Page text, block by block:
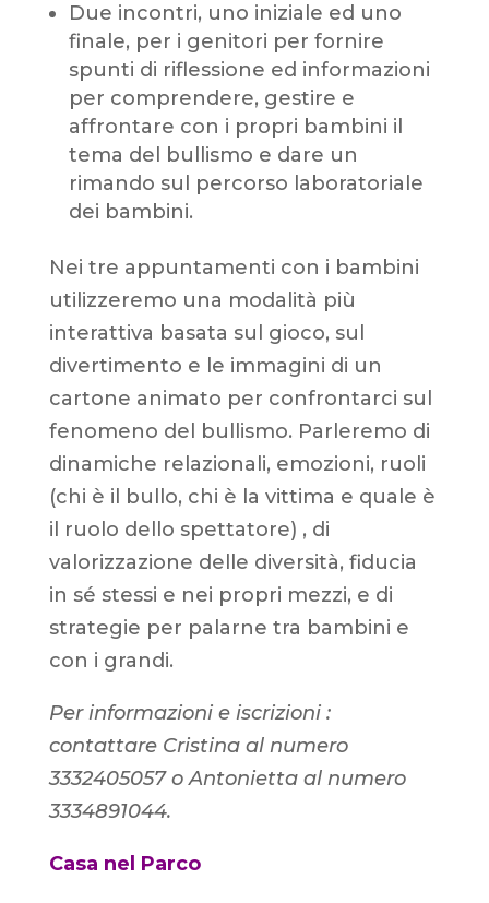
Due incontri, uno iniziale ed uno
finale, per i genitori per fornire
spunti di riflessione ed informazioni
per comprendere, gestire e
affrontare con i propri bambini il
tema del bullismo e dare un
rimando sul percorso laboratoriale
dei bambini.
Nei tre appuntamenti con i bambini
utilizzeremo una modalità più
interattiva basata sul gioco, sul
divertimento e le immagini di un
cartone animato per confrontarci sul
fenomeno del bullismo. Parleremo di
dinamiche relazionali, emozioni, ruoli
(chi è il bullo, chi è la vittima e quale è
il ruolo dello spettatore) , di
valorizzazione delle diversità, fiducia
in sé stessi e nei propri mezzi, e di
strategie per palarne tra bambini e
con i grandi.
Per informazioni e iscrizioni :
contattare Cristina al numero
3332405057 o Antonietta al numero
3334891044.
Casa nel Parco